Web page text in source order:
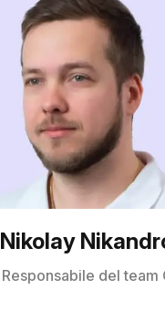
Nikolay
Responsabile del team